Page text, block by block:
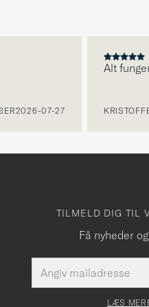
07-27
Alt
KRISTOFFER E
TILMELD DIG TIL
Få nyheder
mailadresse
Dette
felt skal
LÆS